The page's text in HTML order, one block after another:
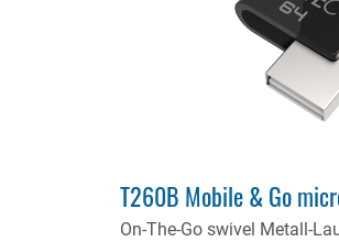
T260B Mobile & Go
On-The-Go swivel Metall-